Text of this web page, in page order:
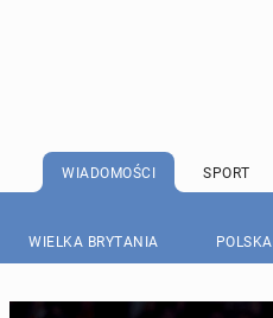
WIADOMOŚCI SPORT
WIELKA BRYTANIA POLSKA